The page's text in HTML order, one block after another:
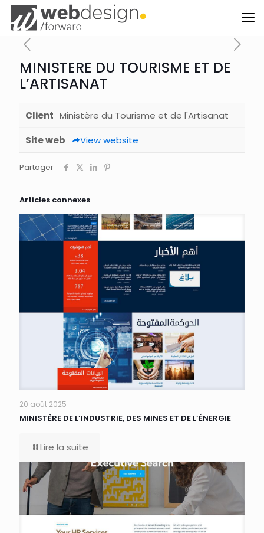
MINISTERE DU TOURISME ET DE
L’ARTISANAT
Client Ministère du Tourisme et de l'Artisanat
Site web
View website
Partager
Articles connexes
20 août 2025
MINISTÈRE DE L’INDUSTRIE, DES MINES ET DE L’ÉNERGIE
Lire la suite